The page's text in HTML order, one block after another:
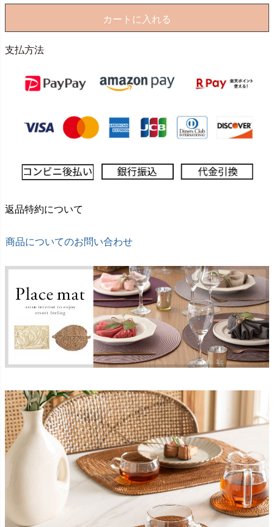
カートに入れる
支払方法
返品特約について
商品についてのお問い合わせ